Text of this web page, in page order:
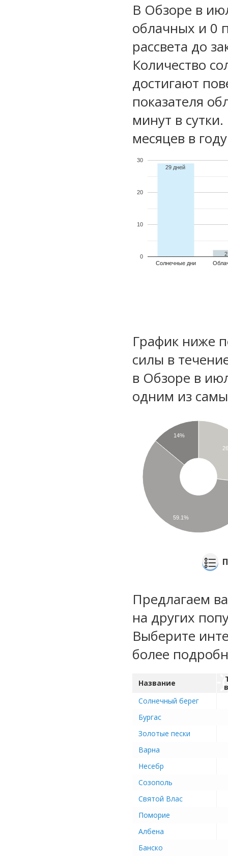
В Обзоре в
облачных и 0
рассвета до
Количество
достигают
показателя
минут в
месяцев в
Солнечные дни
0
10
20
30
29 дней
График ниже
силы в
в Обзоре в
одним из
14%
59.1%
Предлагаем
на других
Выберите
более
Название
Солнечный берег
Бургас
Золотые пески
Варна
Несебр
Созополь
Святой Влас
Поморие
Албена
Банско